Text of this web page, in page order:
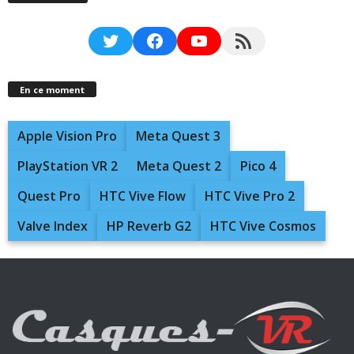
TwitterFacebookYouTubeRSS Feed
En ce moment
Apple Vision Pro
Meta Quest 3
PlayStation VR 2
Meta Quest 2
Pico 4
Quest Pro
HTC Vive Flow
HTC Vive Pro 2
Valve Index
HP Reverb G2 HTC Vive Cosmos